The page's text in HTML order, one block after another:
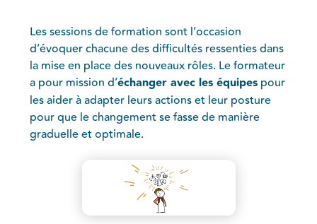
Les sessions de formation sont l’occasion
d’évoquer chacune des difficultés ressenties dans
la mise en place des nouveaux rôles. Le formateur
a pour mission d’échanger avec les équipes pour
les aider à adapter leurs actions et leur posture
pour que le changement se fasse de manière
graduelle et optimale.